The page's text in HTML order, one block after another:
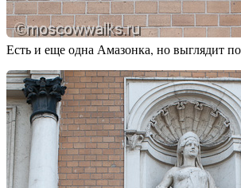
Есть и еще одна Амазонка, но выглядит